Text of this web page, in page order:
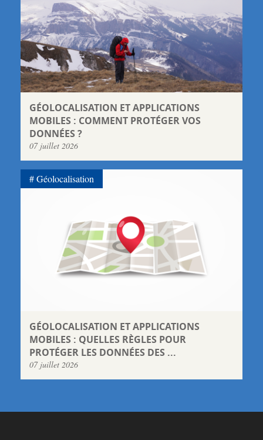
GÉOLOCALISATION ET APPLICATIONS
MOBILES : COMMENT PROTÉGER VOS
DONNÉES ?
07 juillet 2026
GÉOLOCALISATION ET APPLICATIONS
MOBILES : QUELLES RÈGLES POUR
PROTÉGER LES DONNÉES DES ...
07 juillet 2026
Géolocalisation